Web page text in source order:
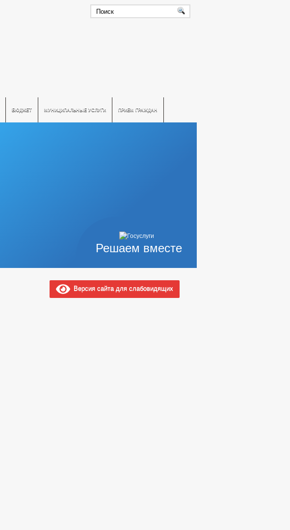
БЮДЖЕТ МУНИЦИПАЛЬНЫЕ УСЛУГИ ПРИЕМ ГРАЖДАН
Решаем вместе
Версия сайта для слабовидящих